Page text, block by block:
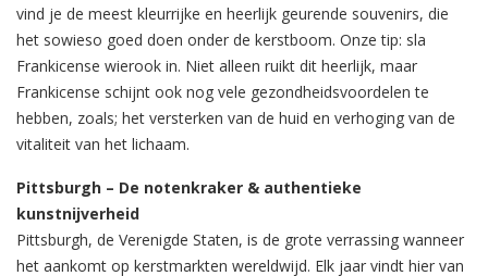
vind je de meest kleurrijke en heerlijk geurende souvenirs, die
het sowieso goed doen onder de kerstboom. Onze tip: sla
Frankicense wierook in. Niet alleen ruikt dit heerlijk, maar
Frankicense schijnt ook nog vele gezondheidsvoordelen te
hebben, zoals; het versterken van de huid en verhoging van de
vitaliteit van het lichaam.
Pittsburgh – De notenkraker & authentieke
kunstnijverheid
Pittsburgh, de Verenigde Staten, is de grote verrassing wanneer
het aankomt op kerstmarkten wereldwijd. Elk jaar vindt hier van